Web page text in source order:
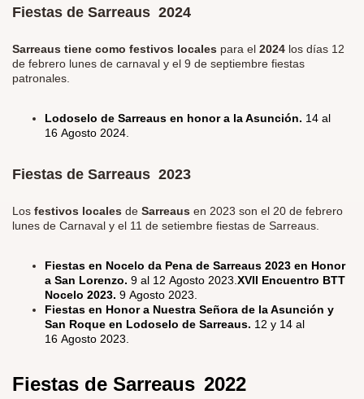
Fiestas de Sarreaus 2024
Sarreaus tiene como festivos locales para el 2024 los días 12
de febrero lunes de carnaval y el 9 de septiembre fiestas
patronales.
Lodoselo de Sarreaus en honor a la Asunción. 14 al
16 Agosto 2024.
Fiestas de Sarreaus 2023
Los festivos locales de Sarreaus en 2023 son el 20 de febrero
lunes de Carnaval y el 11 de setiembre fiestas de Sarreaus.
Fiestas en Nocelo da Pena de Sarreaus 2023 en Honor
a San Lorenzo. 9 al 12 Agosto 2023.XVII Encuentro BTT
Nocelo 2023. 9 Agosto 2023.
Fiestas en Honor a Nuestra Señora de la Asunción y
San Roque en Lodoselo de Sarreaus. 12 y 14 al
16 Agosto 2023.
Fiestas de Sarreaus 2022